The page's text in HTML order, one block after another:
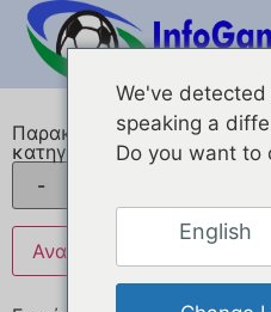
Παρακαλώ επιλέξτε την
κατηγορία προσφοράς
We've
speaking a
Do you want to
English